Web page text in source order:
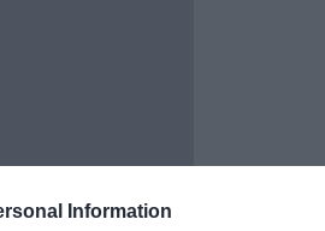
Information